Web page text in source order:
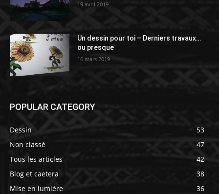
19 avril 2019
Un dessin pour toi – Derniers travaux…
ou presque
16 mars 2019
POPULAR CATEGORY
Dessin
53
Non classé
47
Tous les articles
42
Blog et caetera
38
Mise en lumière
36